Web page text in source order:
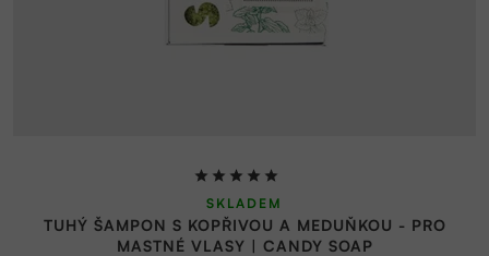
TUHÝ ŠAMPON S KOPŘIVOU A MEDUŇKOU - PRO
MASTNÉ VLASY | CANDY SOAP
Průměrné
hodnocení
produktu
SKLADEM